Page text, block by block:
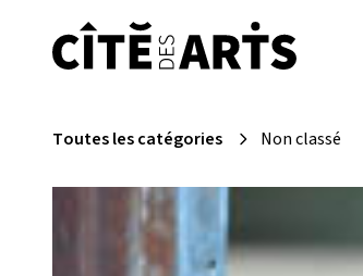
Toutes les catégories Non classé